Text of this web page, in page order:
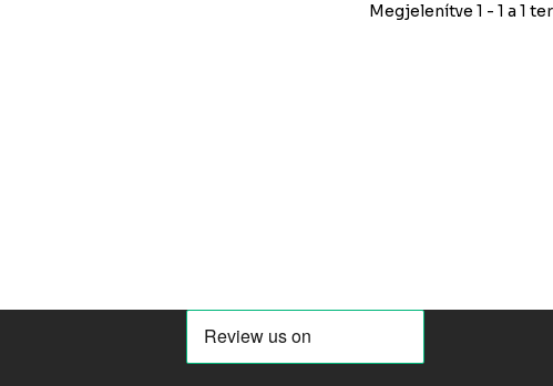
Megjelenítve 1 - 1 a 1